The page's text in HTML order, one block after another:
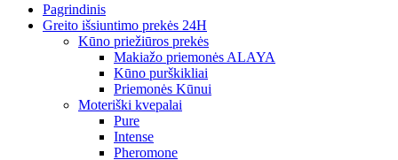
Pagrindinis
Greito išsiuntimo prekės 24H
Kūno priežiūros prekės
Makiažo priemonės ALAYA
Kūno purškikliai
Priemonės Kūnui
Moteriški kvepalai
Pure
Intense
Pheromone